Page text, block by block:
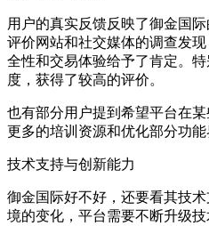
用户的真实反馈反映了御金国
评价网站和社交媒体的调查发
全性和交易体验给予了肯定。
度，获得了较高的评价。
也有部分用户提到希望平台在
更多的培训资源和优化部分功能
技术支持与创新能力
御金国际好不好，还要看其技
境的变化，平台需要不断升级